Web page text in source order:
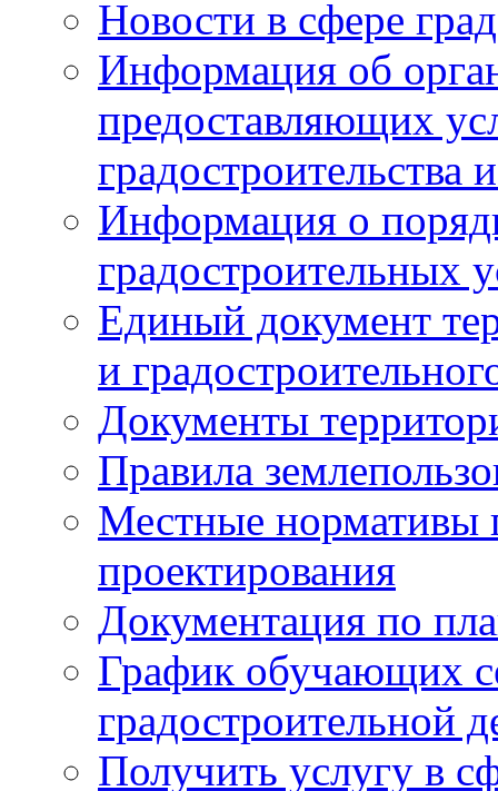
Новости в сфере
Информация об
предоставляющих
градостроительства
Информация о
градостроительных
Единый документ
и
Документы
Правила
Местные нормативы
проектирования
Документация по
График обучающих
градостроительной
Получить услугу в